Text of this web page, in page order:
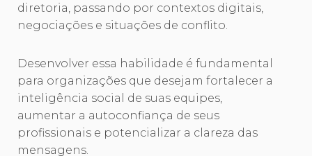
diretoria, passando por contextos digitais,
negociações e situações de conflito.
Desenvolver essa habilidade é fundamental
para organizações que desejam fortalecer a
inteligência social de suas equipes,
aumentar a autoconfiança de seus
profissionais e potencializar a clareza das
mensagens.